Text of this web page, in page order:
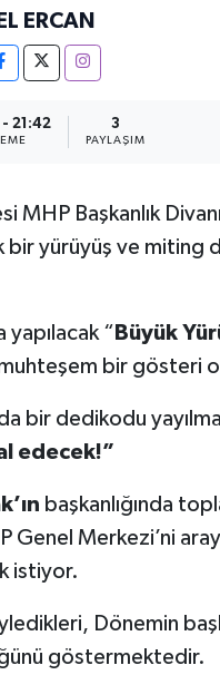
ERCAN
21:42 3
PAYLAŞIM
MHP Başkanlık
bir yürüyüş ve miting
yapılacak “ Büyük
bir gösteri
bir dedikodu
edecek!”
başkanlığında
Genel Merkezi’ni
istiyor.
Dönemin
göstermektedir.